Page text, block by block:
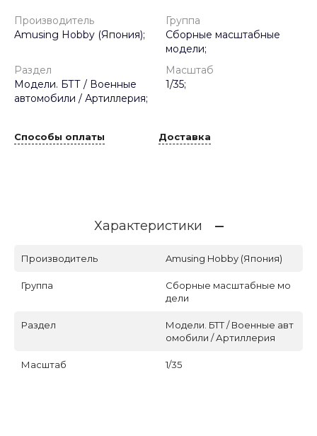
Производитель
Amusing Hobby (Япония);
Группа
Сборные масштабные
модели;
Раздел
Модели. БТТ / Военные
автомобили / Артиллерия;
Масштаб
1/35;
Способы оплаты Доставка
Характеристики
Производитель Amusing Hobby (Япония)
Группа
Сборные масштабные мо
дели
Раздел
Модели. БТТ / Военные авт
омобили / Артиллерия
Масштаб 1/35